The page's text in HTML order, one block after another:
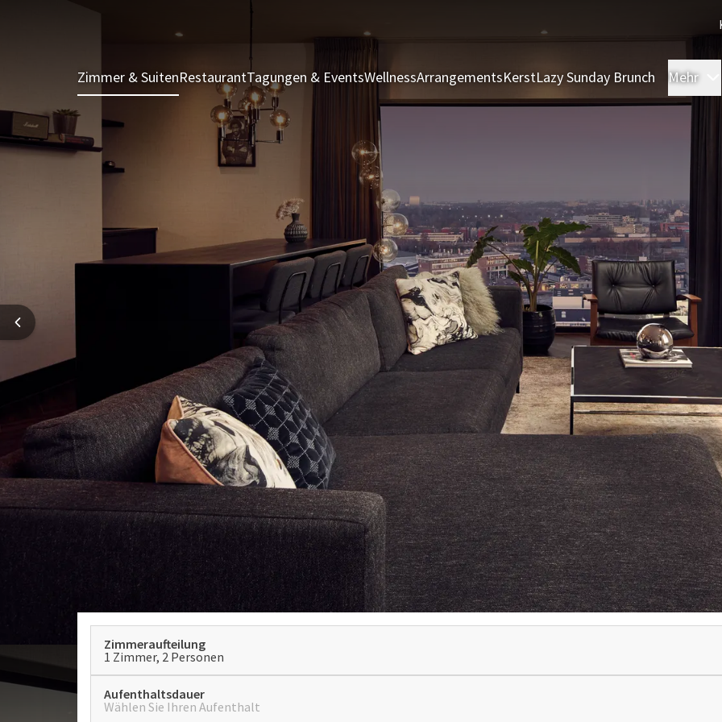
Zimmer & SuitenRestaurantTagungen & EventsWellnessArrangementsKerstLazy Sunday Brunch Mehr
Zimmeraufteilung
1 Zimmer, 2 Personen
Aufenthaltsdauer
Wählen Sie Ihren Aufenthalt